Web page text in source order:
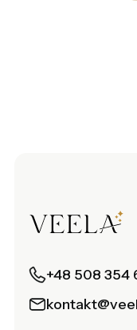
+48 508 354